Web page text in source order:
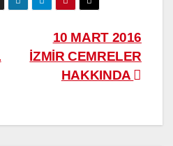
10 MART 2016
İZMİR CEMRELER
HAKKINDA